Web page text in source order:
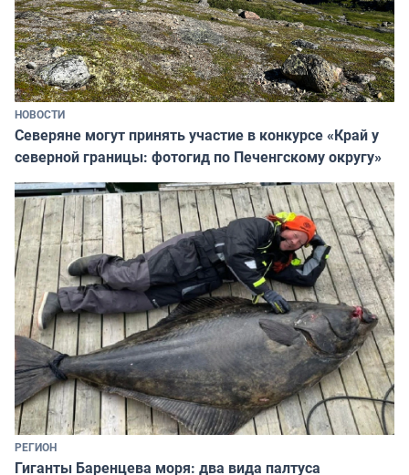
НОВОСТИ
Северяне могут принять участие в конкурсе «Край у
северной границы: фотогид по Печенгскому округу»
РЕГИОН
Гиганты Баренцева моря: два вида палтуса